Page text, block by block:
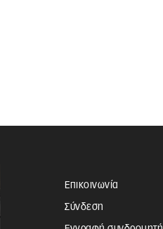
Επικοινωνία
Σύνδεση